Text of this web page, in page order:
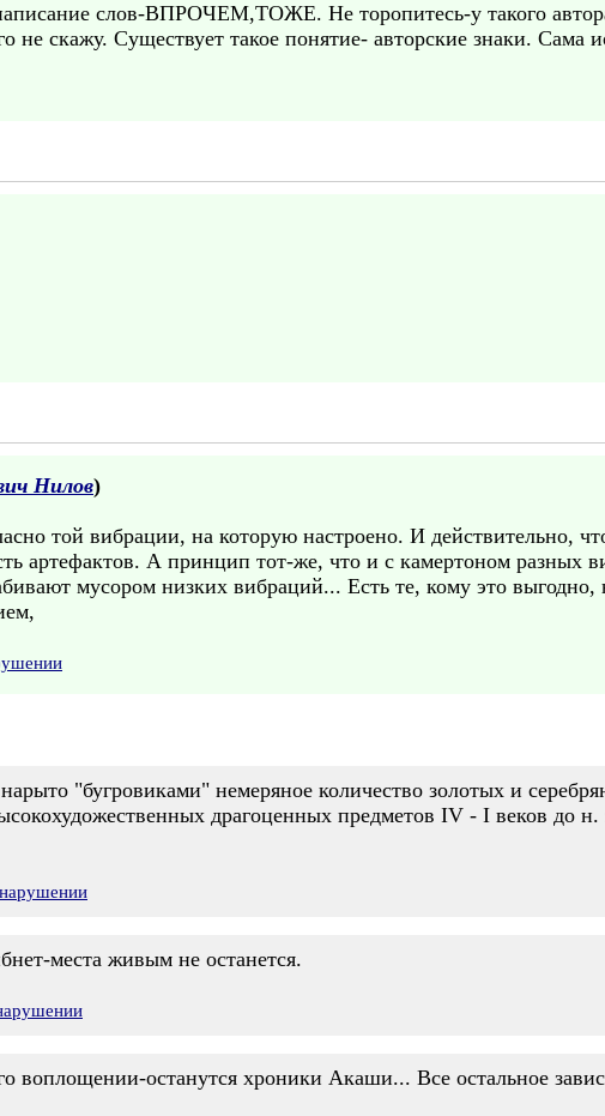
слов-ВПРОЧЕМ,ТОЖЕ. Не торопитесь-у такого
скажу. Существует такое понятие- авторские знаки. Сама
Нилов)
той вибрации, на которую настроено. И действительно,
артефактов. А принцип тот-же, что и с камертоном разных
мусором низких вибраций... Есть те, кому это выгодно,
"бугровиками" немеряное количество золотых и
драгоценных предметов IV - I веков до
места живым не останется.
воплощении-останутся хроники Акаши... Все остальное